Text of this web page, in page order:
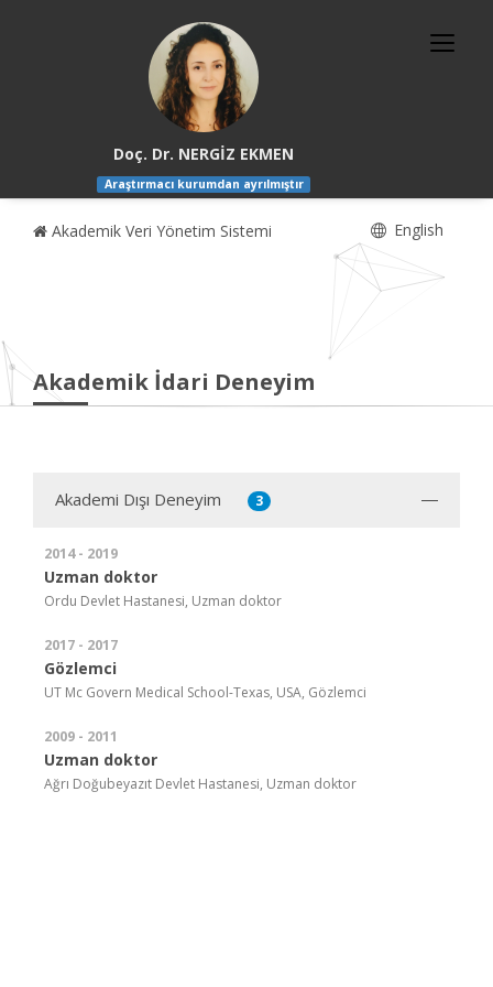
Doç. Dr. NERGİZ EKMEN
Araştırmacı kurumdan ayrılmıştır
Akademik Veri Yönetim Sistemi English
Akademik İdari Deneyim
Akademi Dışı Deneyim 3
2014 - 2019
Uzman doktor
Ordu Devlet Hastanesi, Uzman doktor
2017 - 2017
Gözlemci
UT Mc Govern Medical School-Texas, USA, Gözlemci
2009 - 2011
Uzman doktor
Ağrı Doğubeyazıt Devlet Hastanesi, Uzman doktor